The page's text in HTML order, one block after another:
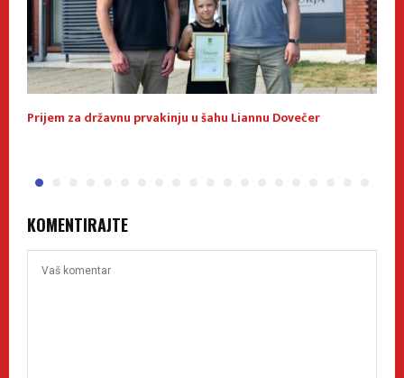
Prijem za državnu prvakinju u šahu Liannu Dovečer
KOMENTIRAJTE